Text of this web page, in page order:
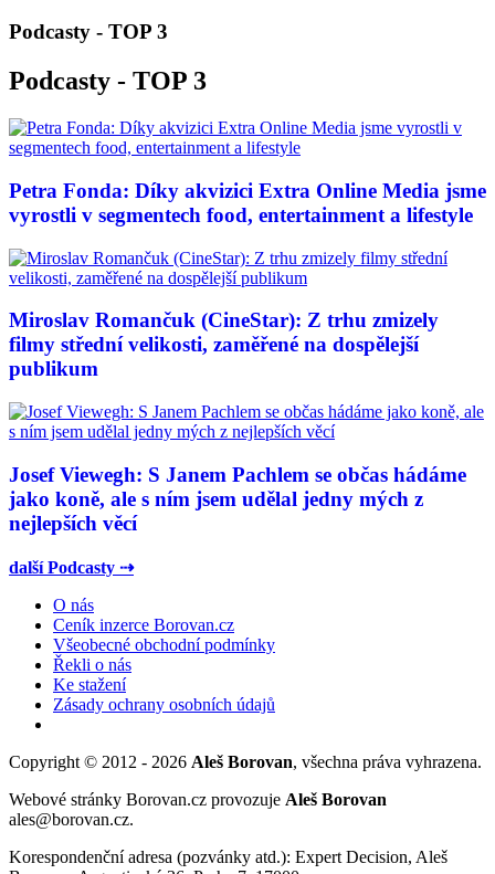
Podcasty - TOP 3
Podcasty - TOP 3
Petra Fonda: Díky akvizici Extra Online Media jsme
vyrostli v segmentech food, entertainment a lifestyle
Miroslav Romančuk (CineStar): Z trhu zmizely
filmy střední velikosti, zaměřené na dospělejší
publikum
Josef Viewegh: S Janem Pachlem se občas hádáme
jako koně, ale s ním jsem udělal jedny mých z
nejlepších věcí
další Podcasty ⇢
O nás
Ceník inzerce Borovan.cz
Všeobecné obchodní podmínky
Řekli o nás
Ke stažení
Zásady ochrany osobních údajů
Copyright © 2012 - 2026 Aleš Borovan, všechna práva vyhrazena.
Webové stránky Borovan.cz provozuje Aleš Borovan
ales@borovan.cz.
Korespondenční adresa (pozvánky atd.): Expert Decision, Aleš